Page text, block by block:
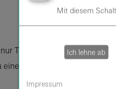
Taschen und
Größe von DIN
Mit diesem
Ich lehne ab
Impressum